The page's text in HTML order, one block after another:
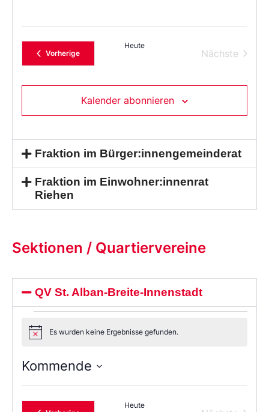
VorherigeVeranstaltungen
Heute
Nächste
Kalender abonnieren
Fraktion im Bürger:innengemeinderat
Fraktion im Einwohner:innenrat
Riehen
Sektionen / Quartiervereine
QV St. Alban-Breite-Innenstadt
NoticeEs wurden keine Ergebnisse gefunden.
Kommende
das
Heute